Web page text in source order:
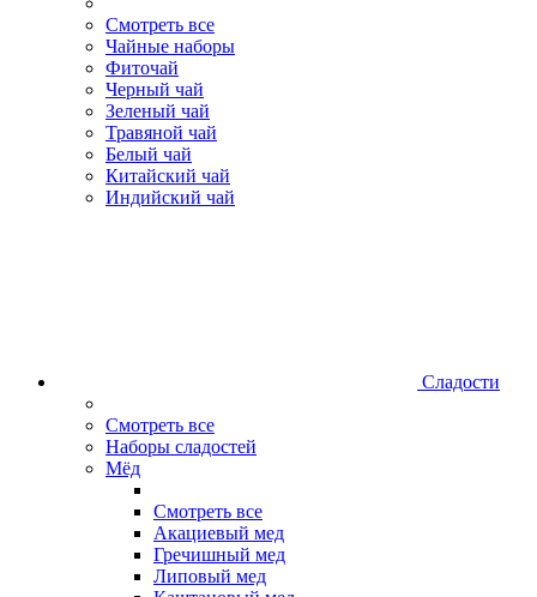
Смотреть все
Чайные наборы
Фиточай
Черный чай
Зеленый чай
Травяной чай
Белый чай
Китайский чай
Индийский чай
Сладости
Смотреть все
Наборы сладостей
Мёд
Смотреть все
Акациевый мед
Гречишный мед
Липовый мед